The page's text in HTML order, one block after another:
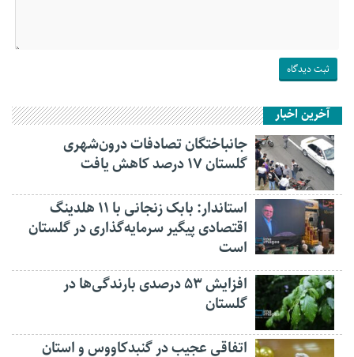
آخرین اخبار
جانباختگان تصادفات درون‌شهری
گلستان ۱۷ درصد کاهش یافت
استاندار: بابک زنجانی با ۱۱ هلدینگ
اقتصادی پیگیر سرمایه‌گذاری در گلستان
است
افزایش ۵۳ درصدی بارندگی‌ها در
گلستان
اتفاقی عجیب در‌ گنبدکاووس و استان